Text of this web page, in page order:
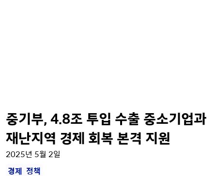
중기부, 4.8조 투입 수출 중소기업과
재난지역 경제 회복 본격 지원
2025년 5월 2일
경제 정책